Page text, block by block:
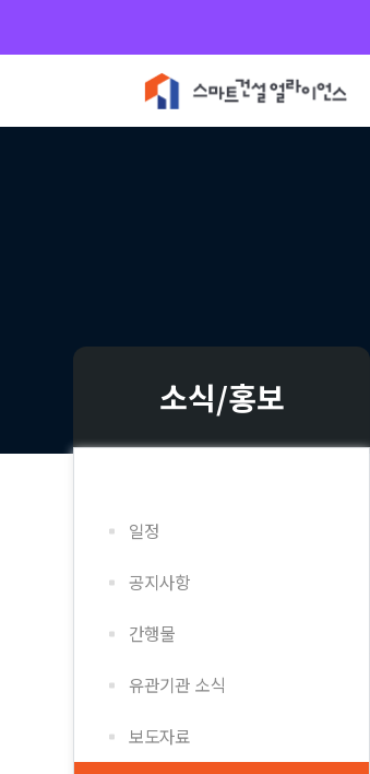
소식/홍보
일정
공지사항
간행물
유관기관 소식
보도자료